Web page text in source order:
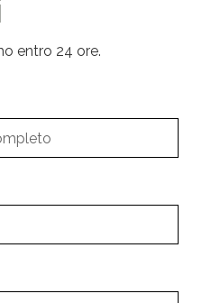
entro 24 ore.